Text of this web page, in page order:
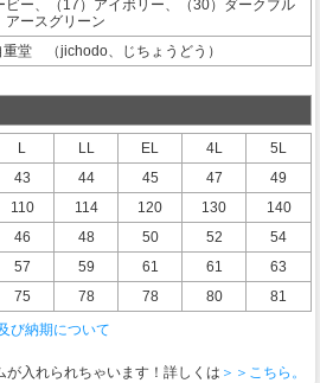
ビー、（17）アイボリー、（30）ダークブル
アースグリーン
重堂 （jichodo、じちょうどう）
L LL EL 4L
5L
43 44 45 47
49
110 114 120 130
140
46 48 50 52
54
57 59 61 61
63
75 78 78 80
81
び納期について
入れられちゃいます！詳しくは ＞＞こちら。